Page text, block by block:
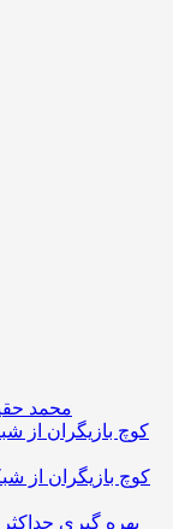
محمد
کوچ بازیگران از